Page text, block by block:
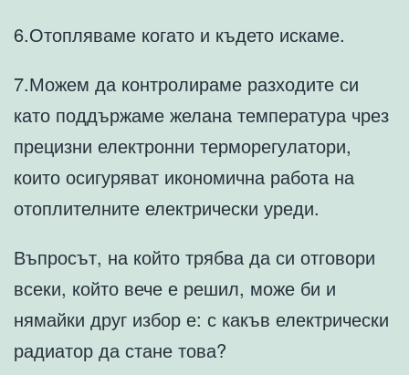
6.Отопляваме когато и където искаме.
7.Можем да контролираме разходите си
като поддържаме желана температура чрез
прецизни електронни терморегулатори,
които осигуряват икономична работа на
отоплителните електрически уреди.
Въпросът, на който трябва да си отговори
всеки, който вече е решил, може би и
нямайки друг избор е: с какъв електрически
радиатор да стане това?